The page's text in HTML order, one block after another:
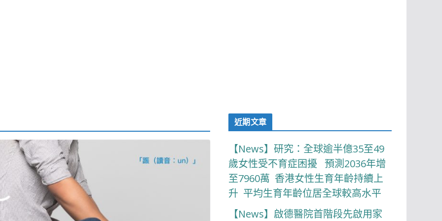
近期文章
【News】研究：全球逾半億35至49
歲女性受不育症困擾 預測2036年增
至7960萬 香港女性生育年齡持續上
升 平均生育年齡位居全球較高水平
【News】啟德醫院首階段先啟用家